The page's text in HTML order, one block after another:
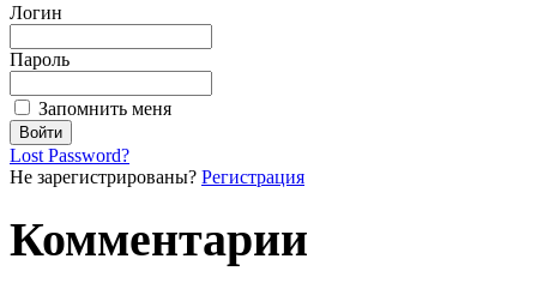
Логин
Пароль
Запомнить меня
Lost Password?
Не зарегистрированы? Регистрация
Комментарии